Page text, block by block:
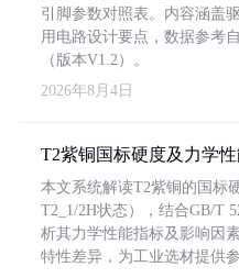
引脚参数对照表。内容涵盖
用电路设计要点，数据参考
（版本V1.2）。
2026年8月4日
T2紫铜国标硬度及力学
本文系统解读T2紫铜的国标
T2_1/2H状态），结合GB/T
析其力学性能指标及影响因
特性差异，为工业选材提供参